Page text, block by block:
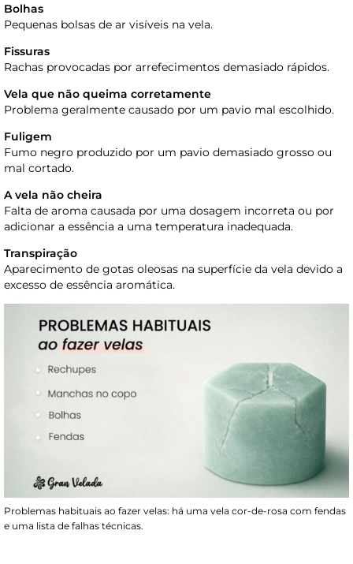
Bolhas
Pequenas bolsas de ar visíveis na vela.
Fissuras
Rachas provocadas por arrefecimentos demasiado rápidos.
Vela que não queima corretamente
Problema geralmente causado por um pavio mal escolhido.
Fuligem
Fumo negro produzido por um pavio demasiado grosso ou
mal cortado.
A vela não cheira
Falta de aroma causada por uma dosagem incorreta ou por
adicionar a essência a uma temperatura inadequada.
Transpiração
Aparecimento de gotas oleosas na superfície da vela devido a
excesso de essência aromática.
Problemas habituais ao fazer velas: há uma vela cor-de-rosa com fendas
e uma lista de falhas técnicas.